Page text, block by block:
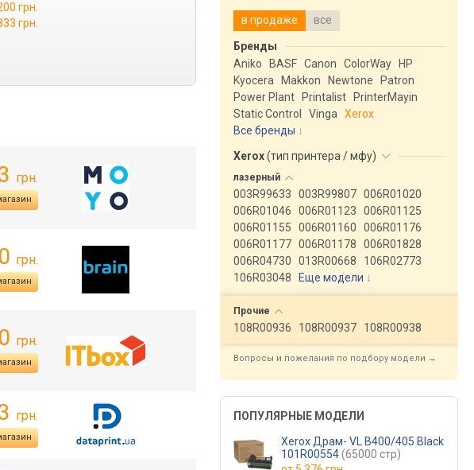
грн.
грн.
грн.
грн.
грн.
грн.
в продаже все
Бренды
Aniko
BASF Canon ColorWay
HP
Kyocera
Makkon Newtone
Patron
Power Plant
Printalist
PrinterMayin
Static Control
Vinga
Xerox
Все бренды
Xerox(тип принтера / мфу)
лазерный
003R99633 003R99807 006R01020
006R01046
006R01123
006R01125
006R01155
006R01160
006R01176
006R01177 006R01178
006R01828
006R04730
013R00668
106R02773
106R03048
Еще модели ↓
Прочие
108R00936 108R00937 108R00938
Вопросы и пожелания по подбору модели →
ПОПУЛЯРНЫЕ МОДЕЛИ
Xerox Драм- VL B400/405 Black
101R00554(65000 стр)